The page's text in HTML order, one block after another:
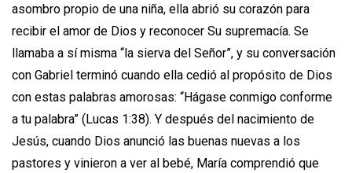
asombro propio de una niña, ella abrió su corazón para
recibir el amor de Dios y reconocer Su supremacía. Se
llamaba a sí misma “la sierva del Señor”, y su conversación
con Gabriel terminó cuando ella cedió al propósito de Dios
con estas palabras amorosas: “Hágase conmigo conforme
a tu palabra” (Lucas 1:38). Y después del nacimiento de
Jesús, cuando Dios anunció las buenas nuevas a los
pastores y vinieron a ver al bebé, María comprendió que